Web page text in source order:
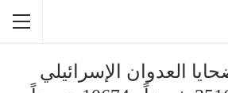
العدوان الإسرائيلي